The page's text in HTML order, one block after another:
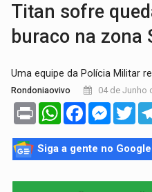
Titan sofre
buraco na zona
Uma equipe da Polícia Militar
Rondoniaovivo 04 de Junho
Print WhatsAppFacebook
Siga a gente no